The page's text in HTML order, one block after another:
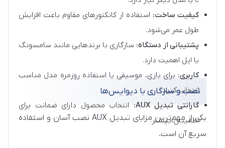
کیفیت ساخت: استفاده از کانکتورهای مقاوم باعث افزایش
طول عمر می‌شود.
پشتیبانی از دستگاه: سازگاری با برندهایی مانند سامسونگ
یا اپل اهمیت دارد.
کاربری: برای بازی، موسیقی یا استفاده روزمره مدل مناسب
انتخاب کنید.
گارانتی تبدیل AUX:
انتخاب محصول دارای ضمانت برای
اطمینان بیشتر.
نصب و سازگاری با دیوایس‌ها
یکی از مهم‌ترین مزایای تبدیل AUX نصب آسان و استفاده
سریع آن است.